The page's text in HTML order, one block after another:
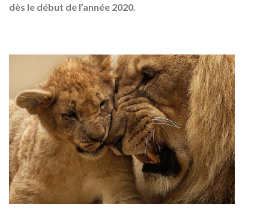
dès le début de l’année 2020.